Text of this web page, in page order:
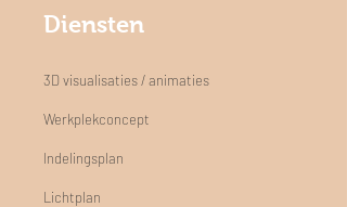
Diensten
3D visualisaties / animaties
Werkplekconcept
Indelingsplan
Lichtplan